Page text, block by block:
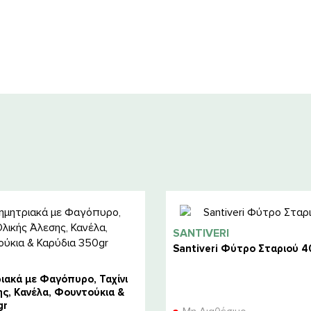
με Φαγόπυρο, Ταχίνι
Κανέλα, Φουντούκια &
SANTIVERI
Santiveri Φύτρο Σταριού